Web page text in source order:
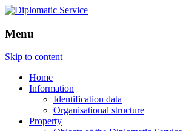
Menu
Skip to content
Home
Information
Identification data
Organisational structure
Property